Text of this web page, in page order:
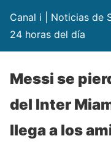
Canal i | Noticias de
24 horas del día
Messi se
del Inter
llega a los